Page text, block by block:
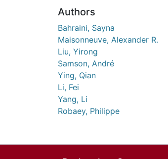
Authors
Bahraini, Sayna
Maisonneuve, Alexander R.
Liu, Yirong
Samson, André
Ying, Qian
Li, Fei
Yang, Li
Robaey, Philippe